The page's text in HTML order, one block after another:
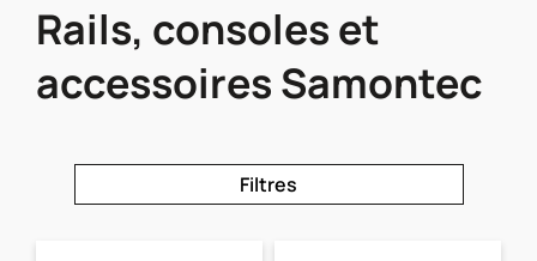
Rails, consoles et
accessoires Samontec
Filtres